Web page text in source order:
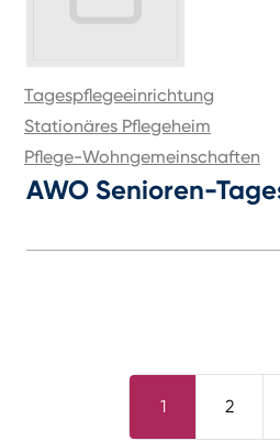
Tagespflegeeinrichtung
Stationäres Pflegeheim
Pflege-Wohngemeinschaften
AWO Senioren-
1 2